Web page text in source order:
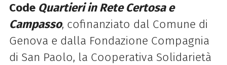
Code Quartieri in Rete Certosa e
Campasso, cofinanziato dal Comune di
Genova e dalla Fondazione Compagnia
di San Paolo, la Cooperativa Solidarietà